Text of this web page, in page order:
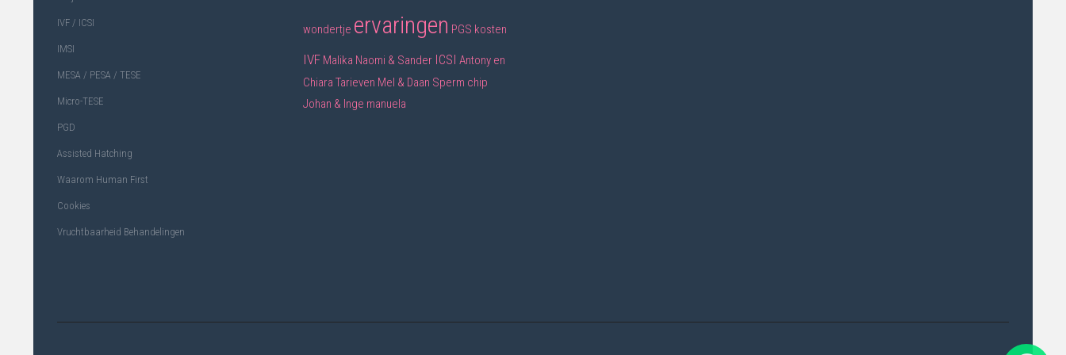
IVF / ICSI
IMSI
MESA / PESA / TESE
Micro-TESE
PGD
Assisted Hatching
Waarom Human First
Cookies
Vruchtbaarheid Behandelingen
wondertje ervaringen PGS kosten
IVF Malika Naomi & Sander ICSI Antony en
Chiara Tarieven Mel & Daan Sperm chip
Johan & Inge manuela